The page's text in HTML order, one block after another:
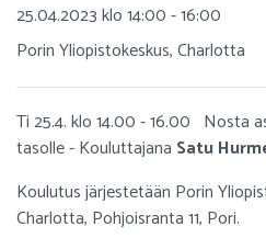
25.04.2023 klo 14:00 - 16:00
Porin Yliopistokeskus, Charlotta
Ti 25.4. klo 14.00 - 16.00 Nosta
tasolle - Kouluttajana Satu
Koulutus järjestetään Porin
Charlotta, Pohjoisranta 11, Pori.